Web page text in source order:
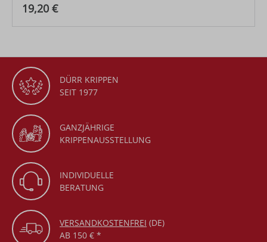
Regulärer Preis:
19,20 €
DÜRR KRIPPEN
SEIT 1977
GANZJÄHRIGE
KRIPPENAUSSTELLUNG
INDIVIDUELLE
BERATUNG
VERSANDKOSTENFREI (DE)
AB 150 € *